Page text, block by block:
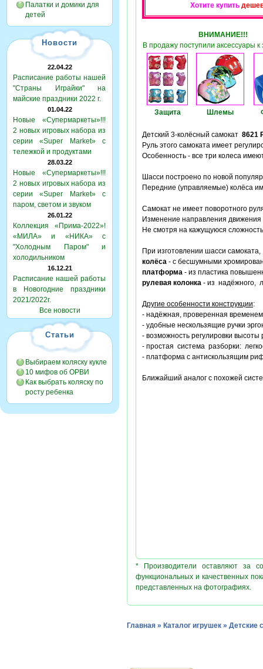
Палатки и домики для
детей
Новости
22.04.22
Расписание работы нашей
"Страны Играйки" на
майские праздники 2022 г.
01.04.22
Новые «Супермаркеты»!!!
2 новых игровых набора из
серии «Super Market» с
тележкой и продуктами
28.03.22
Новые «Супермаркеты»!!!
2 новых игровых набора из
серии «Super Market» с
паром, светом и звуком
26.01.22
Коллекция «Прима-2022»!
«МИЛА» и «НИКА» с
"Холодным Паром" и
холодильником
16.12.21
Расписание нашей работы
в Новогодние праздники
2021/2022г.
Все новости
Статьи
Выбираем коляску кукле
10 мифов об ОРВИ
Как выбрать коляску по
росту ребенка
Хотите купить
ВНИМАНИЕ!!!
В продажу поступили аксессуары к
Защита Шлемы
Детский 3-колёсный самокат 8621
Руль этого самоката имеет
Особенность - все три колеса
Шасси построено по новой
Передние (управляемые) колёса
Самокат не имеет поворотного
Изменение направления
Не смотря на кажущуюся
При изготовлении шасси
колёса - с бесшумными
платформа - из пластика
рулевая колонка - из надёжного,
Другие особенности конструкции:
- надёжная, проверенная
- удобные нескользящие ручки
- возможность регулировки высоты
- простая система разборки:
- платформа с антискользящим
Ближайший аналог с похожей
* Производители оставляют за
функциональных и качественных
представленных на фотографиях.
Главная » Каталог игрушек » Детские